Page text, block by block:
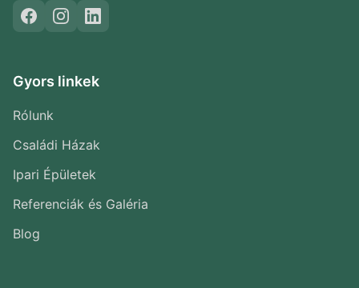
Gyors linkek
Rólunk
Családi Házak
Ipari Épületek
Referenciák és Galéria
Blog